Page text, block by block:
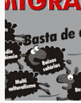
P
o
s
t
a
g